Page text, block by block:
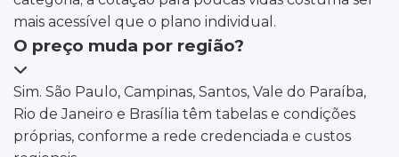
mais acessível que o plano individual.
O preço muda por região?
Sim. São Paulo, Campinas, Santos, Vale do Paraíba,
Rio de Janeiro e Brasília têm tabelas e condições
próprias, conforme a rede credenciada e custos